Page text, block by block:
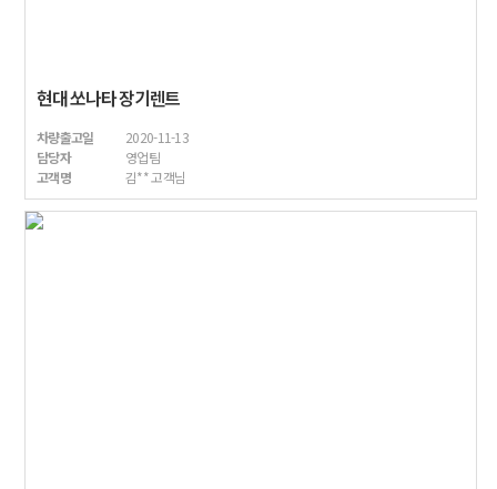
현대 쏘나타 장기렌트
차량출고일
2020-11-13
담당자
영업팀
고객명
김** 고객님